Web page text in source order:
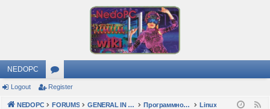
NEDOPC
or
u
Logout Register
NEDOPC FORUMS GENERAL IN RUSSIAN Программное обеспечение Linux